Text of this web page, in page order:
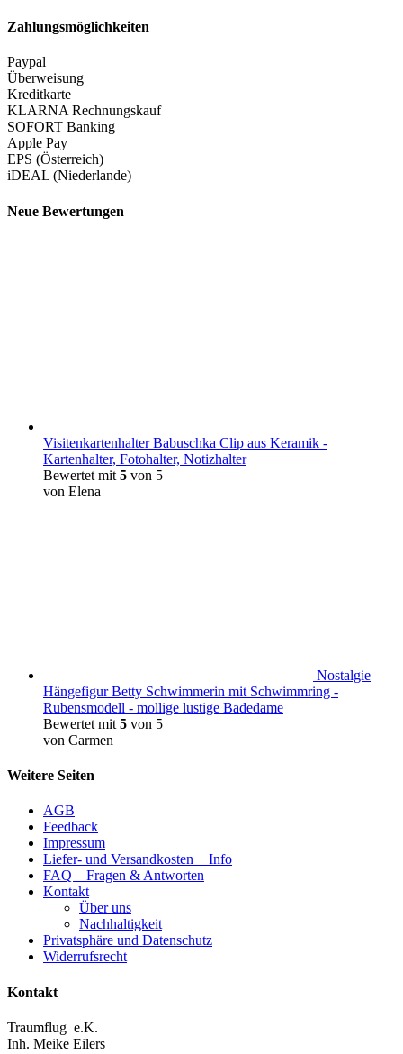
Zahlungsmöglichkeiten
Paypal
Überweisung
Kreditkarte
KLARNA Rechnungskauf
SOFORT Banking
Apple Pay
EPS (Österreich)
iDEAL (Niederlande)
Neue Bewertungen
Visitenkartenhalter Babuschka Clip aus Keramik -
Kartenhalter, Fotohalter, Notizhalter
Bewertet mit 5 von 5
von Elena
Nostalgie
Hängefigur Betty Schwimmerin mit Schwimmring -
Rubensmodell - mollige lustige Badedame
Bewertet mit 5 von 5
von Carmen
Weitere Seiten
AGB
Feedback
Impressum
Liefer- und Versandkosten + Info
FAQ – Fragen & Antworten
Kontakt
Über uns
Nachhaltigkeit
Privatsphäre und Datenschutz
Widerrufsrecht
Kontakt
Traumflug e.K.
Inh. Meike Eilers